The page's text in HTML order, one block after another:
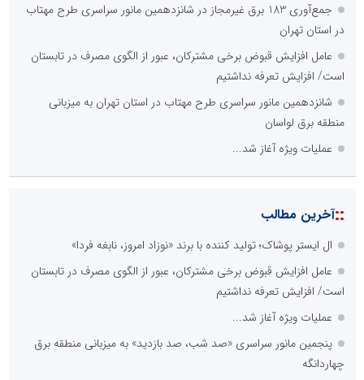
جمع‌آوری 183 برق غیرمجاز در شانزدهمین مانور سراسری طرح مهتاب
در استان تهران
عامل افزایش قبوض برخی مشترکان، عبور از الگوی مصرف در تابستان
است/ افزایش تعرفه نداشتیم
شانزدهمین مانور سراسری طرح مهتاب در استان تهران به میزبانی
منطقه برق لواسان
عملیات ویژه آغاز شد...
::آخرین مطالب
ال ایستر پوشاک؛ تولید کننده با برند «نوزاد امروز، نابغه فردا»
عامل افزایش قبوض برخی مشترکان، عبور از الگوی مصرف در تابستان
است/ افزایش تعرفه نداشتیم
عملیات ویژه آغاز شد...
پنجمین مانور سراسری «صد شب، صد بازدید» به میزبانی منطقه برق
چهاردانگه